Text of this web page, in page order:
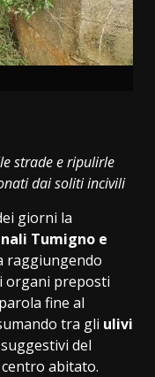
strade e ripulirle
dai soliti incivili
giorni la
Tumigno e
raggiungendo
organi preposti
fine al
tra gli ulivi
del
abitato.